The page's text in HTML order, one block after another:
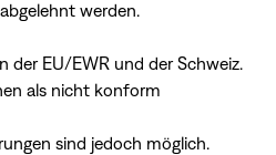
werden.
der EU/EWR und der Schweiz.
als nicht konform
sind jedoch möglich.